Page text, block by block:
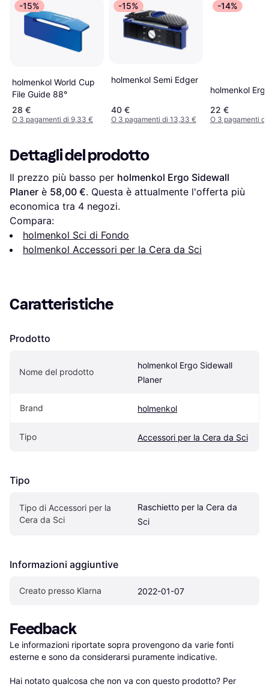
-15%
holmenkol World Cup
File Guide 88°
28 €
O 3 pagamenti di 9,33 €
-15%
holmenkol Semi Edger
40 €
O 3 pagamenti di 13,33 €
-14%
holmenkol
22 €
O 3 pagamenti
Dettagli del prodotto
Il prezzo più basso per holmenkol Ergo Sidewall
Planer è 58,00 €. Questa è attualmente l'offerta più
economica tra 4 negozi.
Compara:
holmenkol Sci di Fondo
holmenkol Accessori per la Cera da Sci
Caratteristiche
Prodotto
Nome del prodotto
holmenkol Ergo Sidewall
Planer
Brand holmenkol
Tipo Accessori per la Cera da Sci
Tipo
Tipo di Accessori per la
Cera da Sci
Raschietto per la Cera da
Sci
Informazioni aggiuntive
Creato presso Klarna 2022-01-07
Feedback
Le informazioni riportate sopra provengono da varie fonti
esterne e sono da considerarsi puramente indicative.
Hai notato qualcosa che non va con questo prodotto? Per